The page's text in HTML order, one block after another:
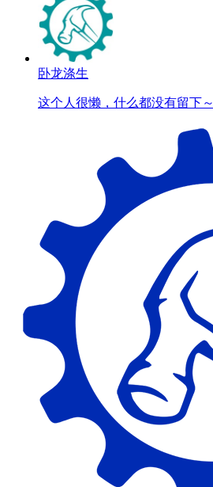
卧龙涤生
这个人很懒，什么都没有留下～